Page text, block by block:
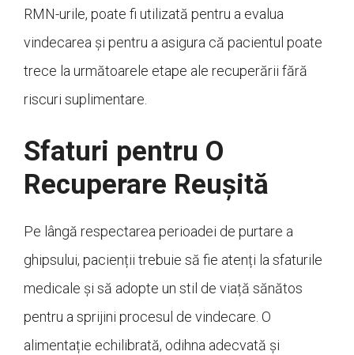
RMN-urile, poate fi utilizată pentru a evalua
vindecarea și pentru a asigura că pacientul poate
trece la următoarele etape ale recuperării fără
riscuri suplimentare.
Sfaturi pentru O
Recuperare Reușită
Pe lângă respectarea perioadei de purtare a
ghipsului, pacienții trebuie să fie atenți la sfaturile
medicale și să adopte un stil de viață sănătos
pentru a sprijini procesul de vindecare. O
alimentație echilibrată, odihna adecvată și